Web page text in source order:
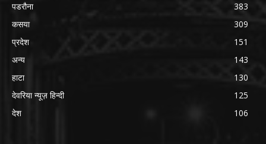
पडरौना
383
कसया
309
प्रदेश
151
अन्य
143
हाटा
130
देवरिया न्यूज़ हिन्दी
125
देश
106